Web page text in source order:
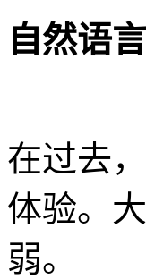
自然语
在过去
体验。
弱。